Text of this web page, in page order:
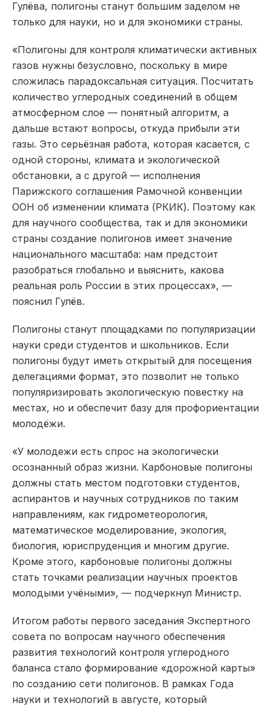
Гулёва, полигоны станут большим заделом не
только для науки, но и для экономики страны.
«Полигоны для контроля климатически активных
газов нужны безусловно, поскольку в мире
сложилась парадоксальная ситуация. Посчитать
количество углеродных соединений в общем
атмосферном слое — понятный алгоритм, а
дальше встают вопросы, откуда прибыли эти
газы. Это серьёзная работа, которая касается, с
одной стороны, климата и экологической
обстановки, а с другой — исполнения
Парижского соглашения Рамочной конвенции
ООН об изменении климата (РКИК). Поэтому как
для научного сообщества, так и для экономики
страны создание полигонов имеет значение
национального масштаба: нам предстоит
разобраться глобально и выяснить, какова
реальная роль России в этих процессах», —
пояснил Гулёв.
Полигоны станут площадками по популяризации
науки среди студентов и школьников. Если
полигоны будут иметь открытый для посещения
делегациями формат, это позволит не только
популяризировать экологическую повестку на
местах, но и обеспечит базу для профориентации
молодёжи.
«У молодежи есть спрос на экологически
осознанный образ жизни. Карбоновые полигоны
должны стать местом подготовки студентов,
аспирантов и научных сотрудников по таким
направлениям, как гидрометеорология,
математическое моделирование, экология,
биология, юриспруденция и многим другие.
Кроме этого, карбоновые полигоны должны
стать точками реализации научных проектов
молодыми учёными», — подчеркнул Министр.
Итогом работы первого заседания Экспертного
совета по вопросам научного обеспечения
развития технологий контроля углеродного
баланса стало формирование «дорожной карты»
по созданию сети полигонов. В рамках Года
науки и технологий в августе, который